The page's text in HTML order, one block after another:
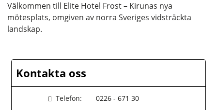
Välkommen till Elite Hotel Frost – Kirunas nya
mötesplats, omgiven av norra Sveriges vidsträckta
landskap.
Kontakta oss
Telefon: 0226 - 671 30